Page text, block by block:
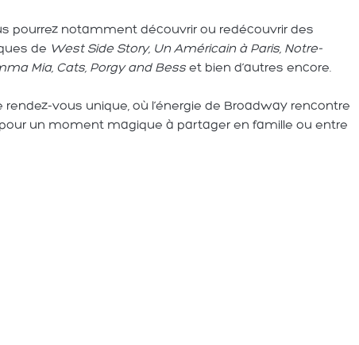
pourrez notamment découvrir ou redécouvrir des
de West Side Story, Un Américain à Paris, Notre-
Mia, Cats, Porgy and Bess et bien d’autres encore.
rendez-vous unique, où l’énergie de Broadway rencontre
un moment magique à partager en famille ou entre